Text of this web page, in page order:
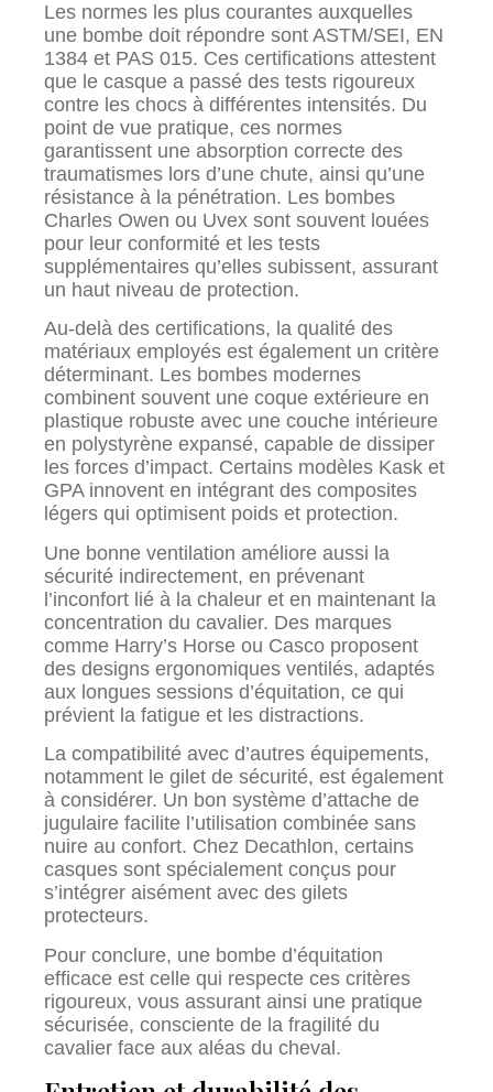
Les normes les plus courantes auxquelles
une bombe doit répondre sont ASTM/SEI, EN
1384 et PAS 015. Ces certifications attestent
que le casque a passé des tests rigoureux
contre les chocs à différentes intensités. Du
point de vue pratique, ces normes
garantissent une absorption correcte des
traumatismes lors d’une chute, ainsi qu’une
résistance à la pénétration. Les bombes
Charles Owen ou Uvex sont souvent louées
pour leur conformité et les tests
supplémentaires qu’elles subissent, assurant
un haut niveau de protection.
Au-delà des certifications, la qualité des
matériaux employés est également un critère
déterminant. Les bombes modernes
combinent souvent une coque extérieure en
plastique robuste avec une couche intérieure
en polystyrène expansé, capable de dissiper
les forces d’impact. Certains modèles Kask et
GPA innovent en intégrant des composites
légers qui optimisent poids et protection.
Une bonne ventilation améliore aussi la
sécurité indirectement, en prévenant
l’inconfort lié à la chaleur et en maintenant la
concentration du cavalier. Des marques
comme Harry’s Horse ou Casco proposent
des designs ergonomiques ventilés, adaptés
aux longues sessions d’équitation, ce qui
prévient la fatigue et les distractions.
La compatibilité avec d’autres équipements,
notamment le gilet de sécurité, est également
à considérer. Un bon système d’attache de
jugulaire facilite l’utilisation combinée sans
nuire au confort. Chez Decathlon, certains
casques sont spécialement conçus pour
s’intégrer aisément avec des gilets
protecteurs.
Pour conclure, une bombe d’équitation
efficace est celle qui respecte ces critères
rigoureux, vous assurant ainsi une pratique
sécurisée, consciente de la fragilité du
cavalier face aux aléas du cheval.